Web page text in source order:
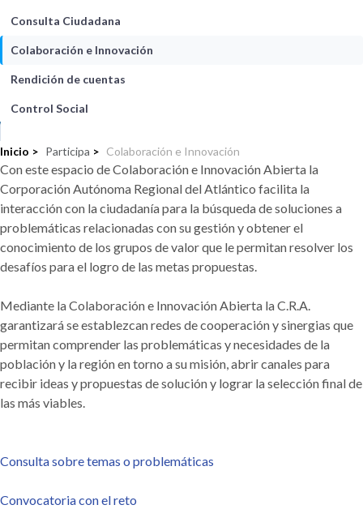
Consulta Ciudadana
Colaboración e Innovación
Rendición de cuentas
Control Social
Inicio > Participa > Colaboración e Innovación
Con este espacio de Colaboración e Innovación Abierta la
Corporación Autónoma Regional del Atlántico facilita la
interacción con la ciudadanía para la búsqueda de soluciones a
problemáticas relacionadas con su gestión y obtener el
conocimiento de los grupos de valor que le permitan resolver los
desafíos para el logro de las metas propuestas.
Mediante la Colaboración e Innovación Abierta la C.R.A.
garantizará se establezcan redes de cooperación y sinergias que
permitan comprender las problemáticas y necesidades de la
población y la región en torno a su misión, abrir canales para
recibir ideas y propuestas de solución y lograr la selección final de
las más viables.
Consulta sobre temas o problemáticas
Convocatoria con el reto